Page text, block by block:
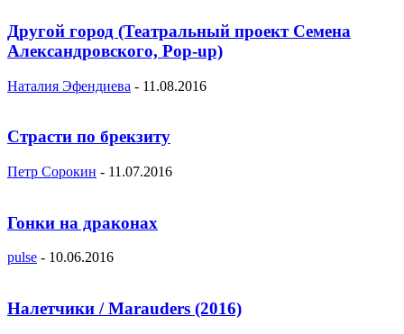
Другой город (Театральный проект Семена
Александровского, Pop-up)
Наталия Эфендиева - 11.08.2016
Страсти по брекзиту
Петр Сорокин - 11.07.2016
Гонки на драконах
pulse - 10.06.2016
Налетчики / Marauders (2016)